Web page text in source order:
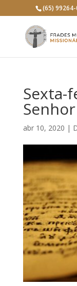
(65)
Sexta-
abr 10, 2020 |